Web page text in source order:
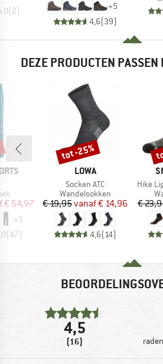
(2) +5
4,6(39)
DEZE PRODUCTEN
prijs
€ 54,97
+1
(47)
MERK
LOWA
Artikel
Socken ATC
Productgroep
Wandelsokken
Prijs
€ 19,95 Verlaagde prijs
vanaf€ 14,96
4,6(14)
Korting
tot -25%
Artikel
Hike
€
4,5
(16)